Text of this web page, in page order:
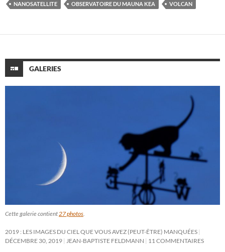
NANOSATELLITE
OBSERVATOIRE DU MAUNA KEA VOLCAN
GALERIES
Cette galerie contient27 photos.
2019 : LES IMAGES DU CIEL QUE VOUS AVEZ (PEUT-ÊTRE) MANQUÉES
DÉCEMBRE 30, 2019 JEAN-BAPTISTE FELDMANN 11 COMMENTAIRES